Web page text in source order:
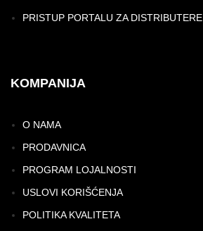
PRISTUP PORTALU ZA DISTRIBUTERE
KOMPANIJA
O NAMA
PRODAVNICA
PROGRAM LOJALNOSTI
USLOVI KORIŠĆENJA
POLITIKA KVALITETA